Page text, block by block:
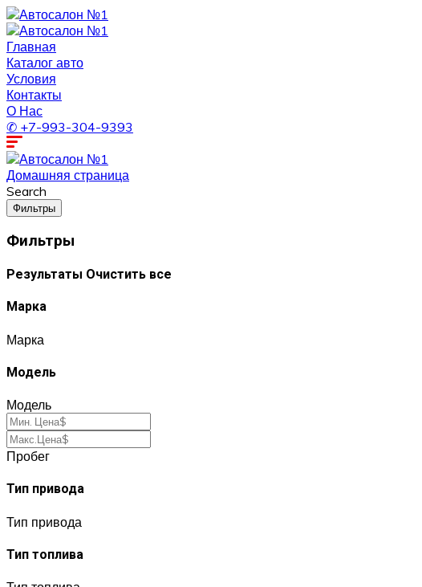
Главная
Каталог авто
Условия
Контакты
О Нас
✆ +7-993-304-9393
Домашняя страница
Search
Фильтры
Фильтры
Результаты Очистить все
Марка
Марка
Модель
Модель
Пробег
Тип привода
Тип привода
Тип топлива